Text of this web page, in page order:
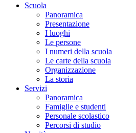
Scuola
Panoramica
Presentazione
I luoghi
Le persone
I numeri della scuola
Le carte della scuola
Organizzazione
La storia
Servizi
Panoramica
Famiglie e studenti
Personale scolastico
Percorsi di studio